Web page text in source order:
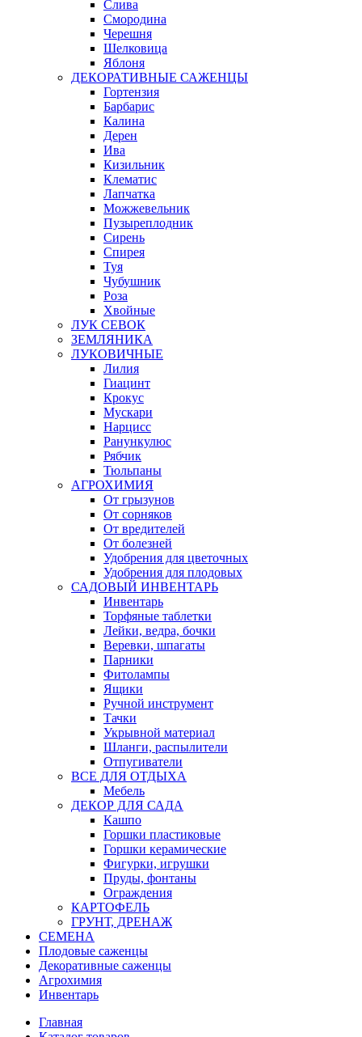
Слива
Смородина
Черешня
Шелковица
Яблоня
ДЕКОРАТИВНЫЕ САЖЕНЦЫ
Гортензия
Барбарис
Калина
Дерен
Ива
Кизильник
Клематис
Лапчатка
Можжевельник
Пузыреплодник
Сирень
Спирея
Туя
Чубушник
Роза
Хвойные
ЛУК СЕВОК
ЗЕМЛЯНИКА
ЛУКОВИЧНЫЕ
Лилия
Гиацинт
Крокус
Мускари
Нарцисс
Ранункулюс
Рябчик
Тюльпаны
АГРОХИМИЯ
От грызунов
От сорняков
От вредителей
От болезней
Удобрения для цветочных
Удобрения для плодовых
САДОВЫЙ ИНВЕНТАРЬ
Инвентарь
Торфяные таблетки
Лейки, ведра, бочки
Веревки, шпагаты
Парники
Фитолампы
Ящики
Ручной инструмент
Тачки
Укрывной материал
Шланги, распылители
Отпугиватели
ВСЕ ДЛЯ ОТДЫХА
Мебель
ДЕКОР ДЛЯ САДА
Кашпо
Горшки пластиковые
Горшки керамические
Фигурки, игрушки
Пруды, фонтаны
Ограждения
КАРТОФЕЛЬ
ГРУНТ, ДРЕНАЖ
СЕМЕНА
Плодовые саженцы
Декоративные саженцы
Агрохимия
Инвентарь
Главная